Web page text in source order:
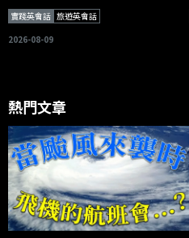
實踐英會話 旅遊英會話
2026-08-09
熱門文章